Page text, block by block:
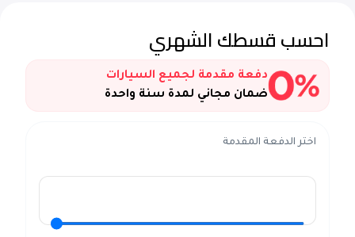
احسب قسطك الشهري
دفعة مقدمة لجميع السيارات
ضمان مجاني لمدة سنة واحدة
اختر الدفعة المقدمة